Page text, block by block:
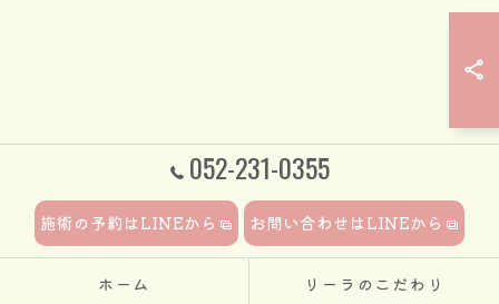
052-231-0355
施術の予約はLINEから お問い合わせはLINEから
ホーム リーラのこだわり